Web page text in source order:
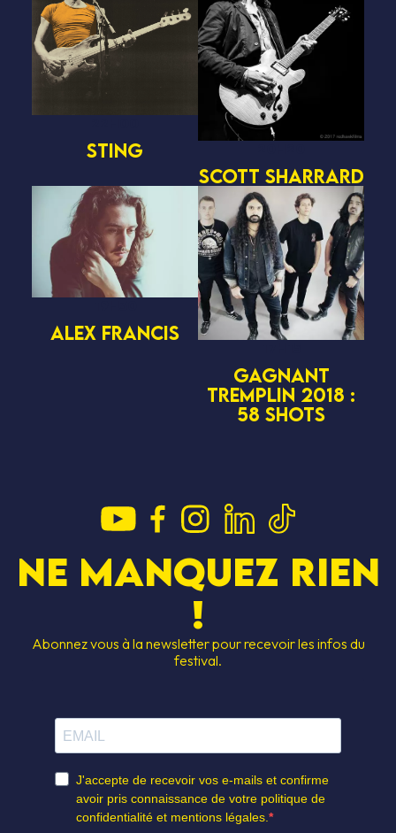
STING
SCOTT SHARRARD
ALEX FRANCIS
Gagnant
Tremplin 2018 :
58 SHOTS
Ne manquez rien
!
Abonnez vous à la newsletter pour recevoir les infos du
festival.